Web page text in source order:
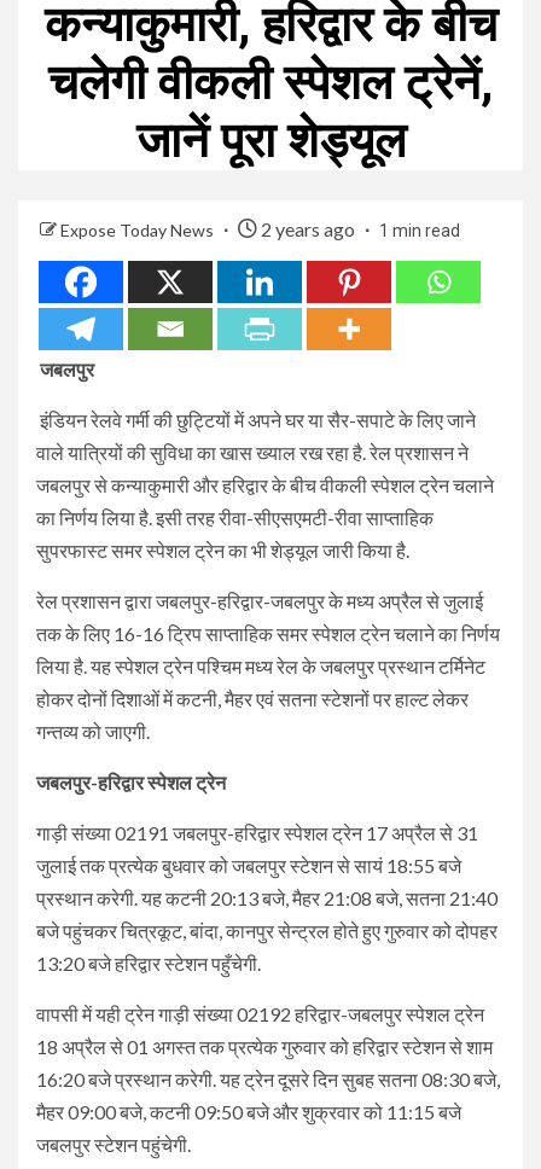
कन्याकुमारी, हरिद्वार के बीच
चलेगी वीकली स्पेशल ट्रेनें,
जानें पूरा शेड्यूल
Expose Today News 2 years ago 1 min read
जबलपुर
इंडियन रेलवे गर्मी की छुट्टियों में अपने घर या सैर-सपाटे के लिए जाने
वाले यात्रियों की सुविधा का खास ख्याल रख रहा है. रेल प्रशासन ने
जबलपुर से कन्याकुमारी और हरिद्वार के बीच वीकली स्पेशल ट्रेन चलाने
का निर्णय लिया है. इसी तरह रीवा-सीएसएमटी-रीवा साप्ताहिक
सुपरफास्ट समर स्पेशल ट्रेन का भी शेड्यूल जारी किया है.
रेल प्रशासन द्वारा जबलपुर-हरिद्वार-जबलपुर के मध्य अप्रैल से जुलाई
तक के लिए 16-16 ट्रिप साप्ताहिक समर स्पेशल ट्रेन चलाने का निर्णय
लिया है. यह स्पेशल ट्रेन पश्चिम मध्य रेल के जबलपुर प्रस्थान टर्मिनेट
होकर दोनों दिशाओं में कटनी, मैहर एवं सतना स्टेशनों पर हाल्ट लेकर
गन्तव्य को जाएगी.
जबलपुर-हरिद्वार स्पेशल ट्रेन
गाड़ी संख्या 02191 जबलपुर-हरिद्वार स्पेशल ट्रेन 17 अप्रैल से 31
जुलाई तक प्रत्येक बुधवार को जबलपुर स्टेशन से सायं 18:55 बजे
प्रस्थान करेगी. यह कटनी 20:13 बजे, मैहर 21:08 बजे, सतना 21:40
बजे पहुंचकर चित्रकूट, बांदा, कानपुर सेन्ट्रल होते हुए गुरुवार को दोपहर
13:20 बजे हरिद्वार स्टेशन पहुँचेगी.
वापसी में यही ट्रेन गाड़ी संख्या 02192 हरिद्वार-जबलपुर स्पेशल ट्रेन
18 अप्रैल से 01 अगस्त तक प्रत्येक गुरुवार को हरिद्वार स्टेशन से शाम
16:20 बजे प्रस्थान करेगी. यह ट्रेन दूसरे दिन सुबह सतना 08:30 बजे,
मैहर 09:00 बजे, कटनी 09:50 बजे और शुक्रवार को 11:15 बजे
जबलपुर स्टेशन पहुंचेगी.